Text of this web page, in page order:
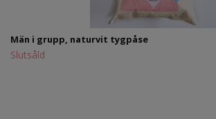
Män i grupp, naturvit tygpåse
Slutsåld